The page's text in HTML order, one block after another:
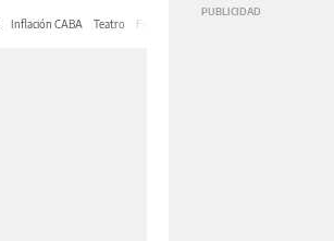
Inflación CABA Teatro Feria de Editores